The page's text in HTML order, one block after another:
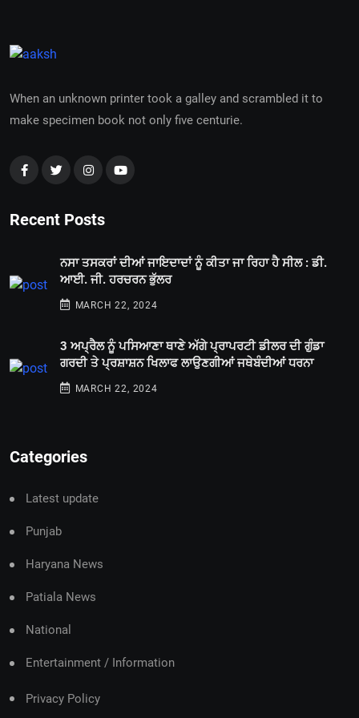
When an unknown printer took a galley and scrambled it to
make specimen book not only five centurie.
Recent Posts
ਨਸਾ ਤਸਕਰਾਂ ਦੀਆਂ ਜਾਇਦਾਦਾਂ ਨੂੰ ਕੀਤਾ ਜਾ ਰਿਹਾ ਹੈ ਸੀਲ : ਡੀ.
ਆਈ. ਜੀ. ਹਰਚਰਨ ਭੁੱਲਰ
MARCH 22, 2024
3 ਅਪ੍ਰੈਲ ਨੂੰ ਪਸਿਆਣਾ ਥਾਣੇ ਅੱਗੇ ਪ੍ਰਾਪਰਟੀ ਡੀਲਰ ਦੀ ਗੁੰਡਾ
ਗਰਦੀ ਤੇ ਪ੍ਰਸ਼ਾਸ਼ਨ ਖਿਲਾਫ ਲਾਉਣਗੀਆਂ ਜਥੇਬੰਦੀਆਂ ਧਰਨਾ
MARCH 22, 2024
Categories
Latest update
Punjab
Haryana News
Patiala News
National
Entertainment / Information
Privacy Policy